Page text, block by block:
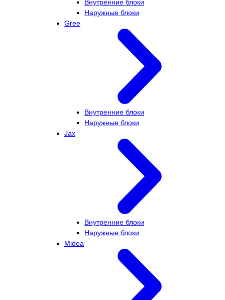
Внутренние блоки
Наружные блоки
Gree
Внутренние блоки
Наружные блоки
Jax
Внутренние блоки
Наружные блоки
Midea